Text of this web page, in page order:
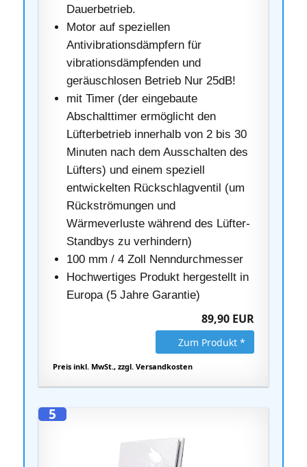
Dauerbetrieb.
Motor auf speziellen
Antivibrationsdämpfern für
vibrationsdämpfenden und
geräuschlosen Betrieb Nur 25dB!
mit Timer (der eingebaute
Abschalttimer ermöglicht den
Lüfterbetrieb innerhalb von 2 bis 30
Minuten nach dem Ausschalten des
Lüfters) und einem speziell
entwickelten Rückschlagventil (um
Rückströmungen und
Wärmeverluste während des Lüfter-
Standbys zu verhindern)
100 mm / 4 Zoll Nenndurchmesser
Hochwertiges Produkt hergestellt in
Europa (5 Jahre Garantie)
89,90 EUR
Zum Produkt *
Preis inkl. MwSt., zzgl. Versandkosten
5